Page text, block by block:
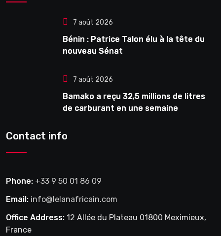
7 août 2026
Bénin : Patrice Talon élu à la tête du
nouveau Sénat
7 août 2026
Bamako a reçu 32,5 millions de litres
de carburant en une semaine
Contact info
Phone: +33 9 50 01 86 09
Email: info@lelanafricain.com
Office Address: 12 Allée du Plateau 01800 Meximieux,
France